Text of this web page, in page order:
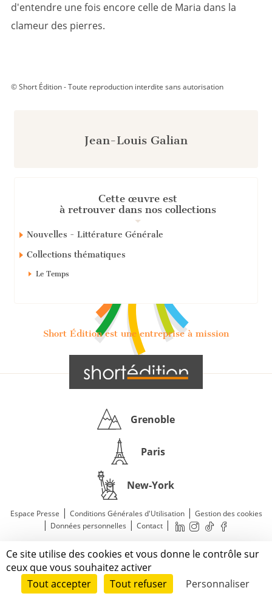
Ce site utilise des cookies et vous donne le contrôle sur
ceux que vous souhaitez activer
Tout accepter
Tout refuser Personnaliser
Jean-Louis Galian
Cette œuvre est
à retrouver dans nos collections
Nouvelles - Littérature Générale
Collections thématiques
Le Temps
d'entendre une fois encore celle de Maria dans la
clameur des pierres.
© Short Édition - Toute reproduction interdite sans autorisation
Short Édition est une entreprise à mission
Grenoble
Paris
New-York
Espace Presse | Conditions Générales d'Utilisation| Gestion des cookies
| Données personnelles | Contact|
Mentions légales